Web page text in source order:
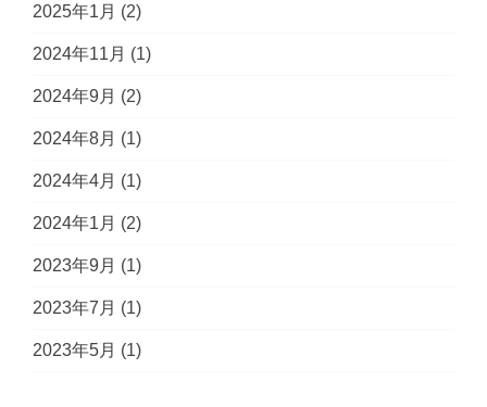
2025年1月 (2)
2024年11月 (1)
2024年9月 (2)
2024年8月 (1)
2024年4月 (1)
2024年1月 (2)
2023年9月 (1)
2023年7月 (1)
2023年5月 (1)